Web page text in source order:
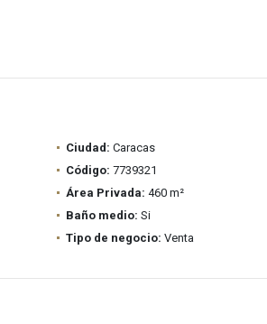
Ciudad: Caracas
Código: 7739321
Área Privada: 460 m²
Baño medio: Si
Tipo de negocio: Venta